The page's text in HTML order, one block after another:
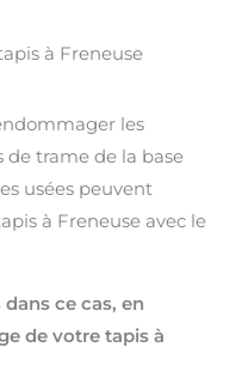
à Freneuse
les
de trame de la base
usées peuvent
à Freneuse avec le
ce cas, en
de votre tapis à